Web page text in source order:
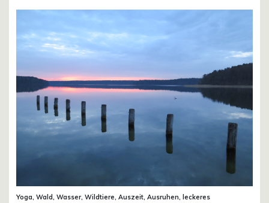
Yoga, Wald, Wasser, Wildtiere, Auszeit, Ausruhen, leckeres